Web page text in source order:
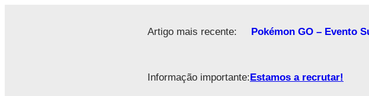
Artigo mais recente: Pokémon GO – Evento
Informação importante:Estamos a recrutar!